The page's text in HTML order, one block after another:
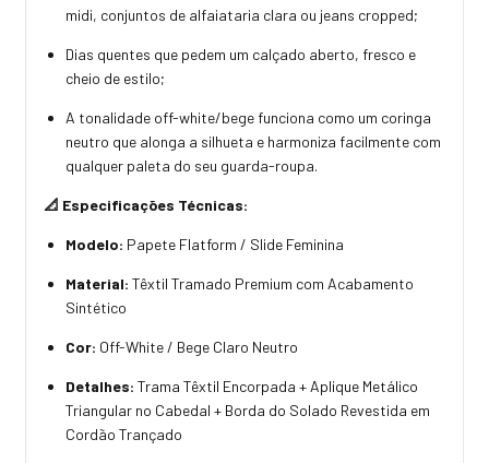
midi, conjuntos de alfaiataria clara ou jeans cropped;
Dias quentes que pedem um calçado aberto, fresco e
cheio de estilo;
A tonalidade off-white/bege funciona como um coringa
neutro que alonga a silhueta e harmoniza facilmente com
qualquer paleta do seu guarda-roupa.
📐 Especificações Técnicas:
Modelo: Papete Flatform / Slide Feminina
Material: Têxtil Tramado Premium com Acabamento
Sintético
Cor: Off-White / Bege Claro Neutro
Detalhes: Trama Têxtil Encorpada + Aplique Metálico
Triangular no Cabedal + Borda do Solado Revestida em
Cordão Trançado